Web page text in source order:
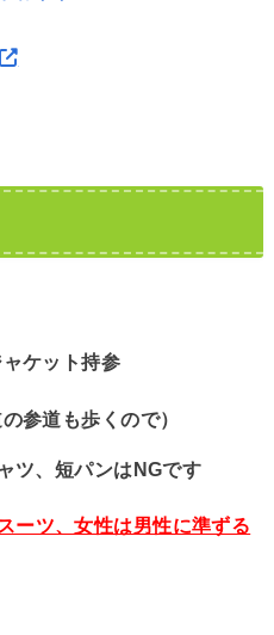
ケット持参
参道も歩くので）
ツ、短パンはNGです
ーツ、女性は男性に準ずる